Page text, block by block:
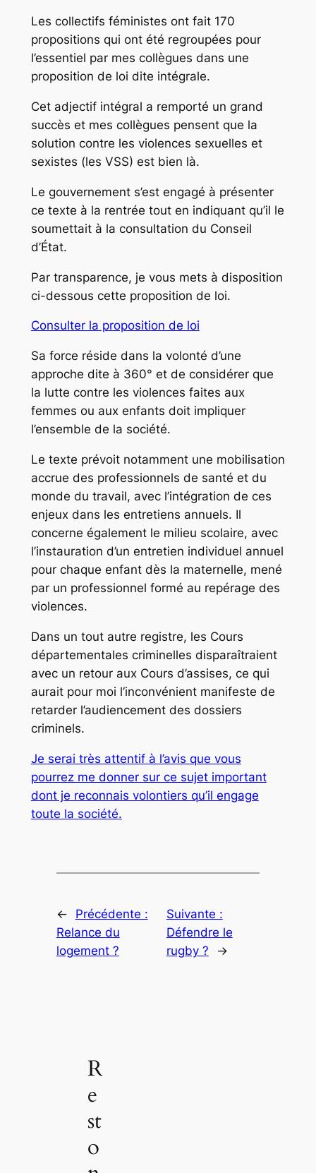
Les collectifs féministes ont fait 170
propositions qui ont été regroupées pour
l’essentiel par mes collègues dans une
proposition de loi dite intégrale.
Cet adjectif intégral a remporté un grand
succès et mes collègues pensent que la
solution contre les violences sexuelles et
sexistes (les VSS) est bien là.
Le gouvernement s’est engagé à présenter
ce texte à la rentrée tout en indiquant qu’il le
soumettait à la consultation du Conseil
d’État.
Par transparence, je vous mets à disposition
ci-dessous cette proposition de loi.
Consulter la proposition de loi
Sa force réside dans la volonté d’une
approche dite à 360° et de considérer que
la lutte contre les violences faites aux
femmes ou aux enfants doit impliquer
l’ensemble de la société.
Le texte prévoit notamment une mobilisation
accrue des professionnels de santé et du
monde du travail, avec l’intégration de ces
enjeux dans les entretiens annuels. Il
concerne également le milieu scolaire, avec
l’instauration d’un entretien individuel annuel
pour chaque enfant dès la maternelle, mené
par un professionnel formé au repérage des
violences.
Dans un tout autre registre, les Cours
départementales criminelles disparaîtraient
avec un retour aux Cours d’assises, ce qui
aurait pour moi l’inconvénient manifeste de
retarder l’audiencement des dossiers
criminels.
Je serai très attentif à l’avis que vous
pourrez me donner sur ce sujet important
dont je reconnais volontiers qu’il engage
toute la société.
←
Précédente :
Relance du
logement ?
Suivante :
Défendre le
rugby ?
→
R
e
st
o